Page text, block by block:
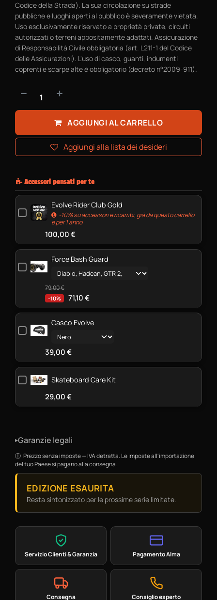
Codice della Strada). La sua circolazione su strade
pubbliche e luoghi aperti al pubblico è severamente vietata.
Uso esclusivamente riservato a proprietà private, circuiti
autorizzati o terreni appositamente adattati. Assicurazione
di Responsabilità Civile obbligatoria (art. L211-1 del Codice
delle Assicurazioni). L'uso di casco, guanti, indumenti
coprenti e scarpe alte è obbligatorio (decreto n°2009-911).
AGGIUNGI AL CARRELLO
Aggiungi alla lista dei desideri
Accessori pensati per te
Evolve Rider Club Gold
-10% su accessori e ricambi, già da questo carrello
e per 1 anno
100,00€
Force Bash Guard
79,00€
-10% 71,10€
Casco Evolve
39,00€
Skateboard Care Kit
29,00€
▸Garanzie legali
Prezzo senza imposte — IVA detratta. Le imposte all'importazione
del tuo Paese si pagano alla consegna.
EDIZIONE ESAURITA
Resta sintonizzato per le prossime serie limitate.
Servizio Clienti & Garanzia Pagamento Alma
Consegna Consiglio esperto